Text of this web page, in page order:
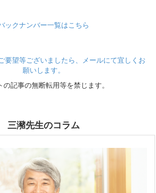
ックナンバー一覧はこちら
要望等ございましたら、メールにて宜しくお
願いします。
の記事の無断転用等を禁じます。
三瀦先生のコラム